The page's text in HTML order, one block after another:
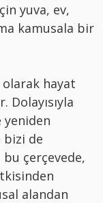
yuva, ev,
kamusala bir
olarak hayat
Dolayısıyla
yeniden
bizi de
bu çerçevede,
alandan